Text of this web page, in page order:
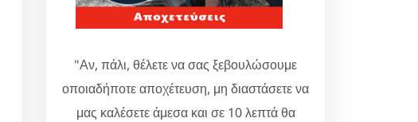
"Αν, πάλι, θέλετε να σας ξεβουλώσουμε
οποιαδήποτε αποχέτευση, μη διαστάσετε να
μας καλέσετε άμεσα και σε 10 λεπτά θα